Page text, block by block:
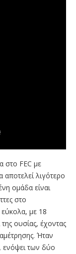
στο FEC με
λιγότερο
ομάδα είναι
στο
με 18
ουσίας, έχοντας
Ήταν
ενόψει των δύο